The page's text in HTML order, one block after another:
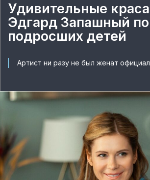
Удивительные
Эдгард Запашный
подросших детей
Артист ни разу не был женат